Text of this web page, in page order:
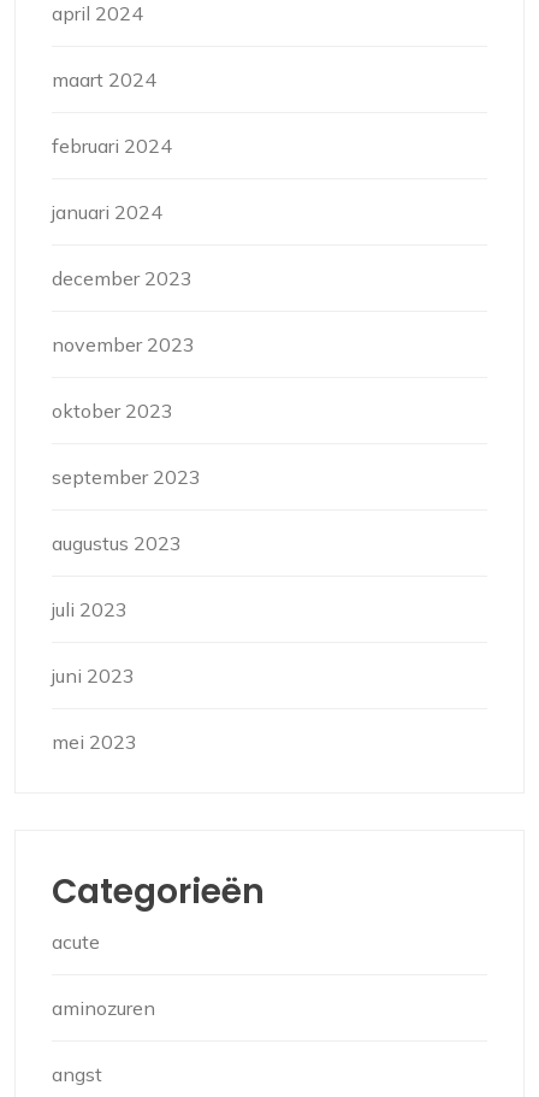
april 2024
maart 2024
februari 2024
januari 2024
december 2023
november 2023
oktober 2023
september 2023
augustus 2023
juli 2023
juni 2023
mei 2023
Categorieën
acute
aminozuren
angst